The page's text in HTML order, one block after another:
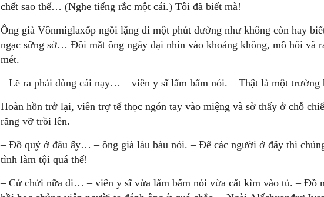
chết sao thế… (Nghe tiếng rắc một cái.) Tôi đã biết mà!
Ông già Vônmiglaxốp ngồi lặng đi một phút dường như không còn hay
ngạc sững sờ… Đôi mắt ông ngây dại nhìn vào khoảng không, mồ hôi vã
mét.
– Lẽ ra phải dùng cái nạy… – viên y sĩ lẩm bẩm nói. – Thật là một trường
Hoàn hồn trở lại, viên trợ tế thọc ngón tay vào miệng và sờ thấy ở chỗ
răng vỡ trồi lên.
– Đồ quỷ ở đâu ấy… – ông già làu bàu nói. – Để các người ở đây thì
tình làm tội quá thế!
– Cứ chửi nữa đi… – viên y sĩ vừa lẩm bẩm nói vừa cất kìm vào tủ. – Đồ